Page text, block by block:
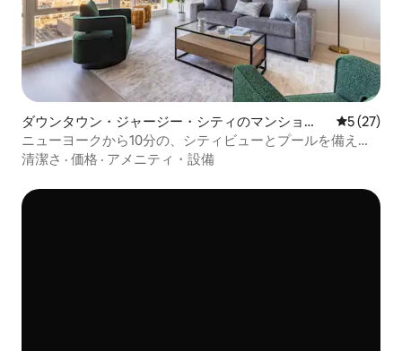
ダウンタウン・ジャージー・シティのマンショ
ン・アパート
レビュー
5 (27)
ニューヨークから10分の、シティビューとプールを備えた
おしゃれなロフト
清潔さ · 価格 · アメニティ・設備